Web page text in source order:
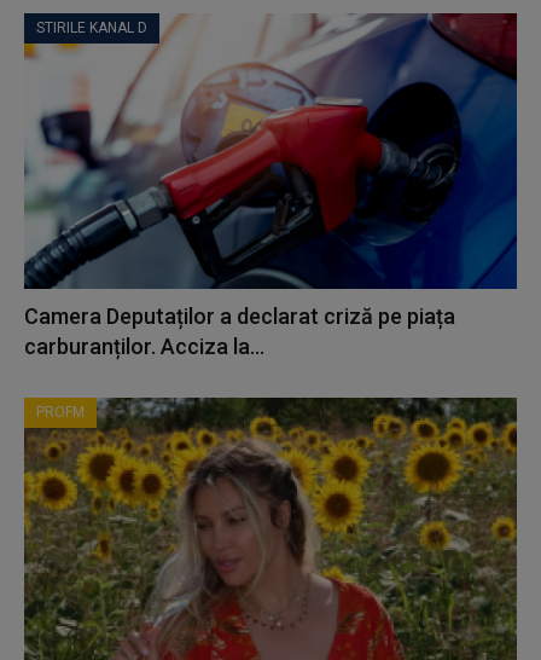
STIRILE KANAL D
Camera Deputaților a declarat criză pe piața
carburanților. Acciza la...
PROFM